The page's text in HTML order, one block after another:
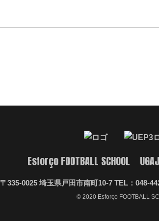
Esforço FOOTBALL SCHOOL
〒335-0025 埼玉県戸田市南町10-7 TEL：048-
© 2020 Esforço FOOTBALL